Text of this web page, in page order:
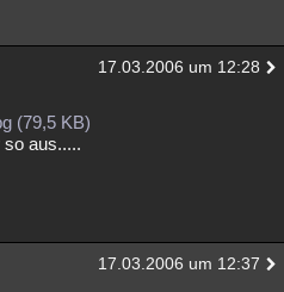
17.03.2006 um 12:28
(79,5 KB)
aus.....
17.03.2006 um 12:37